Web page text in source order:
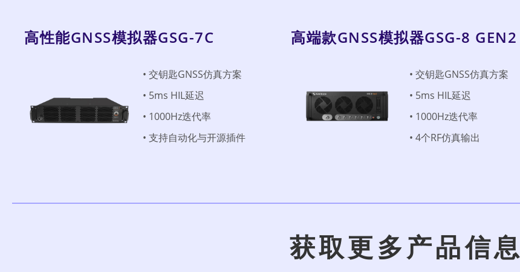
高性能GNSS模拟器GSG-7C
• 交钥匙GNSS仿真方案
• 5ms HIL延迟
• 1000Hz迭代率
• 支持自动化与开源插件
高端款GNSS模拟器GSG-8 GEN2
• 交钥匙GNSS仿真方案
• 5ms HIL延迟
• 1000Hz迭代率
• 4个RF仿真输出
获取更多产品信息